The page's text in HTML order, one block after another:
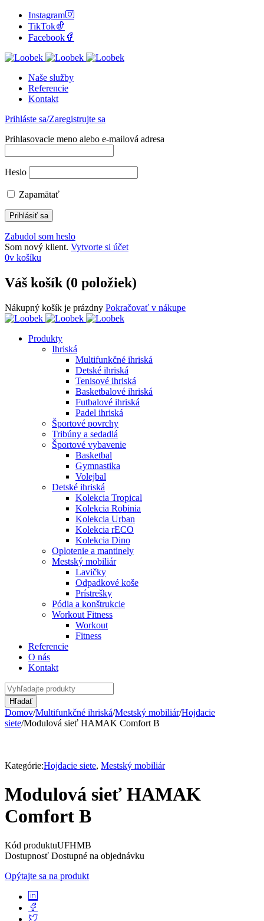
Instagram
TikTok
Facebook
Naše služby
Referencie
Kontakt
Prihláste sa/Zaregistrujte sa
Prihlasovacie meno alebo e-mailová adresa
Heslo
Zapamätať
Zabudol som heslo
Som nový klient. Vytvorte si účet
0v košíku
Váš košík (0 položiek)
Nákupný košík je prázdny Pokračovať v nákupe
Produkty
Ihriská
Multifunkčné ihriská
Detské ihriská
Tenisové ihriská
Basketbalové ihriská
Futbalové ihriská
Padel ihriská
Športové povrchy
Tribúny a sedadlá
Športové vybavenie
Basketbal
Gymnastika
Volejbal
Detské ihriská
Kolekcia Tropical
Kolekcia Robinia
Kolekcia Urban
Kolekcia rECO
Kolekcia Dino
Oplotenie a mantinely
Mestský mobiliár
Lavičky
Odpadkové koše
Prístrešky
Pódia a konštrukcie
Workout Fitness
Workout
Fitness
Referencie
O nás
Kontakt
Domov/Multifunkčné ihriská/Mestský mobiliár/Hojdacie
siete/Modulová sieť HAMAK Comfort B
Kategórie:Hojdacie siete, Mestský mobiliár
Modulová sieť HAMAK
Comfort B
Kód produktuUFHMB
Dostupnosť Dostupné na objednávku
Opýtajte sa na produkt